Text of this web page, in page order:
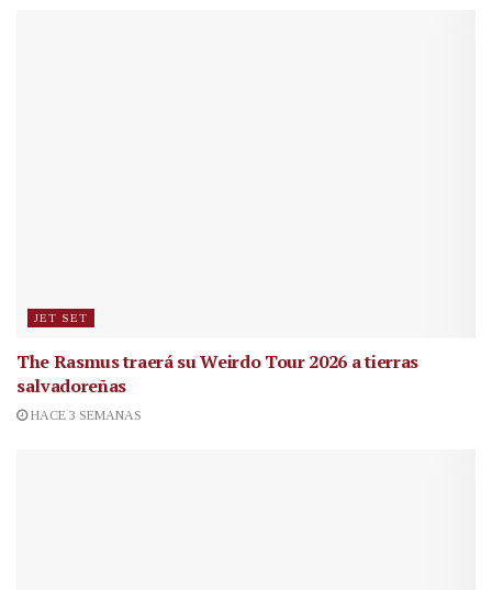
JET SET
The Rasmus traerá su Weirdo Tour 2026 a tierras
salvadoreñas
HACE 3 SEMANAS